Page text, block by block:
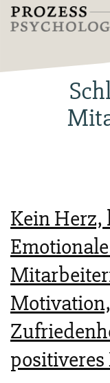
Zum
Inhalt
Kein Herz,